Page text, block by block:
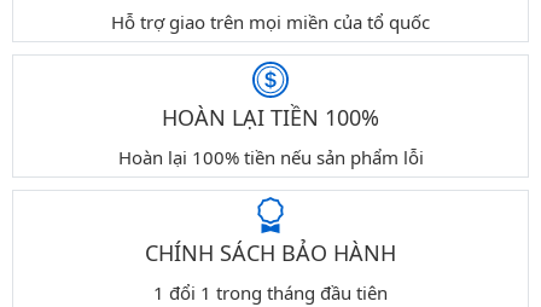
Hỗ trợ giao trên mọi miền của tổ quốc
HOÀN LẠI TIỀN 100%
Hoàn lại 100% tiền nếu sản phẩm lỗi
CHÍNH SÁCH BẢO HÀNH
1 đổi 1 trong tháng đầu tiên